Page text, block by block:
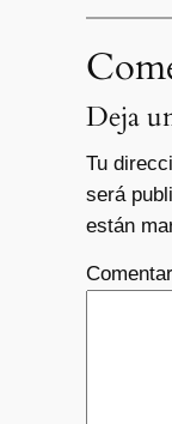
Deja
Tu
será
están